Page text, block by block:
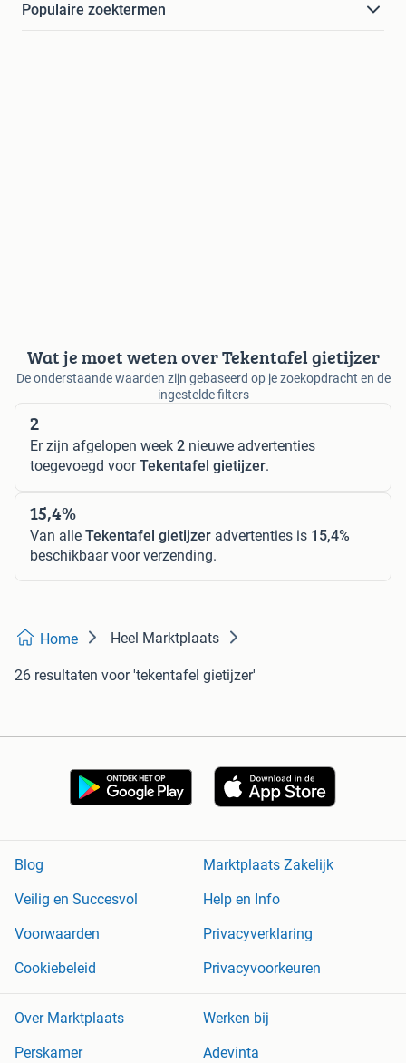
Populaire zoektermen
Wat je moet weten over Tekentafel gietijzer
De onderstaande waarden zijn gebaseerd op je zoekopdracht en de
ingestelde filters
2
Er zijn afgelopen week 2 nieuwe advertenties
toegevoegd voorTekentafel gietijzer.
15,4%
Van alle Tekentafel gietijzer advertenties is 15,4%
beschikbaar voor verzending.
Home Heel Marktplaats
26 resultaten voor 'tekentafel gietijzer'
Blog
Marktplaats Zakelijk
Veilig en Succesvol
Help en Info
Voorwaarden
Privacyverklaring
Cookiebeleid
Privacyvoorkeuren
Over Marktplaats
Werken bij
Perskamer
Adevinta